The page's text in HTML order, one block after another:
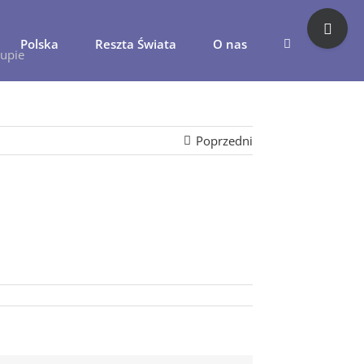
Polska Reszta Świata O nas
Poprzedni
Toggle
Sliding
Bar